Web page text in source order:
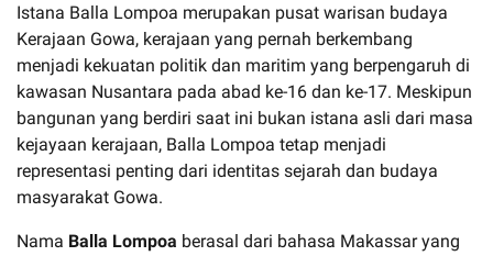
Istana Balla Lompoa merupakan pusat warisan budaya
Kerajaan Gowa, kerajaan yang pernah berkembang
menjadi kekuatan politik dan maritim yang berpengaruh di
kawasan Nusantara pada abad ke-16 dan ke-17. Meskipun
bangunan yang berdiri saat ini bukan istana asli dari masa
kejayaan kerajaan, Balla Lompoa tetap menjadi
representasi penting dari identitas sejarah dan budaya
masyarakat Gowa.
Nama Balla Lompoa berasal dari bahasa Makassar yang